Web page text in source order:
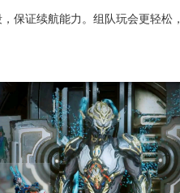
保证续航能力。组队玩会更轻松